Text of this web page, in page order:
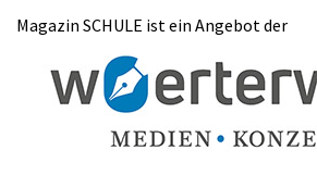
Magazin SCHULE ist ein Angebot der